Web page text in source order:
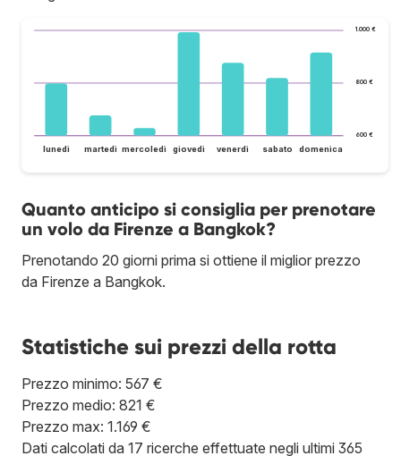
600 €
800 €
1.000 €
lunedì martedì mercoledì giovedì venerdì sabato domenica
Quanto anticipo si consiglia per prenotare
un volo da Firenze a Bangkok?
Prenotando 20 giorni prima si ottiene il miglior prezzo
da Firenze a Bangkok.
Statistiche sui prezzi della rotta
Prezzo minimo: 567 €
Prezzo medio: 821 €
Prezzo max: 1.169 €
Dati calcolati da 17 ricerche effettuate negli ultimi 365